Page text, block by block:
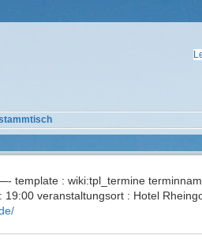
template : wiki:tpl_termine
veranstaltungsort : Hotel